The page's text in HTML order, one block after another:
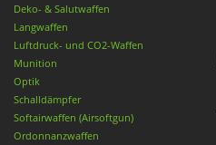
Deko- & Salutwaffen
Langwaffen
Luftdruck- und CO2-Waffen
Munition
Optik
Schalldämpfer
Softairwaffen (Airsoftgun)
Ordonnanzwaffen